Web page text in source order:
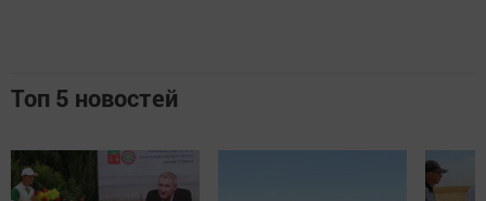
Топ 5 новостей